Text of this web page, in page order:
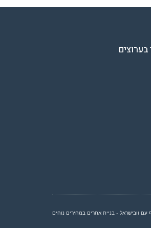
עם וובישראל - בניית אתרים במחירים נוחים